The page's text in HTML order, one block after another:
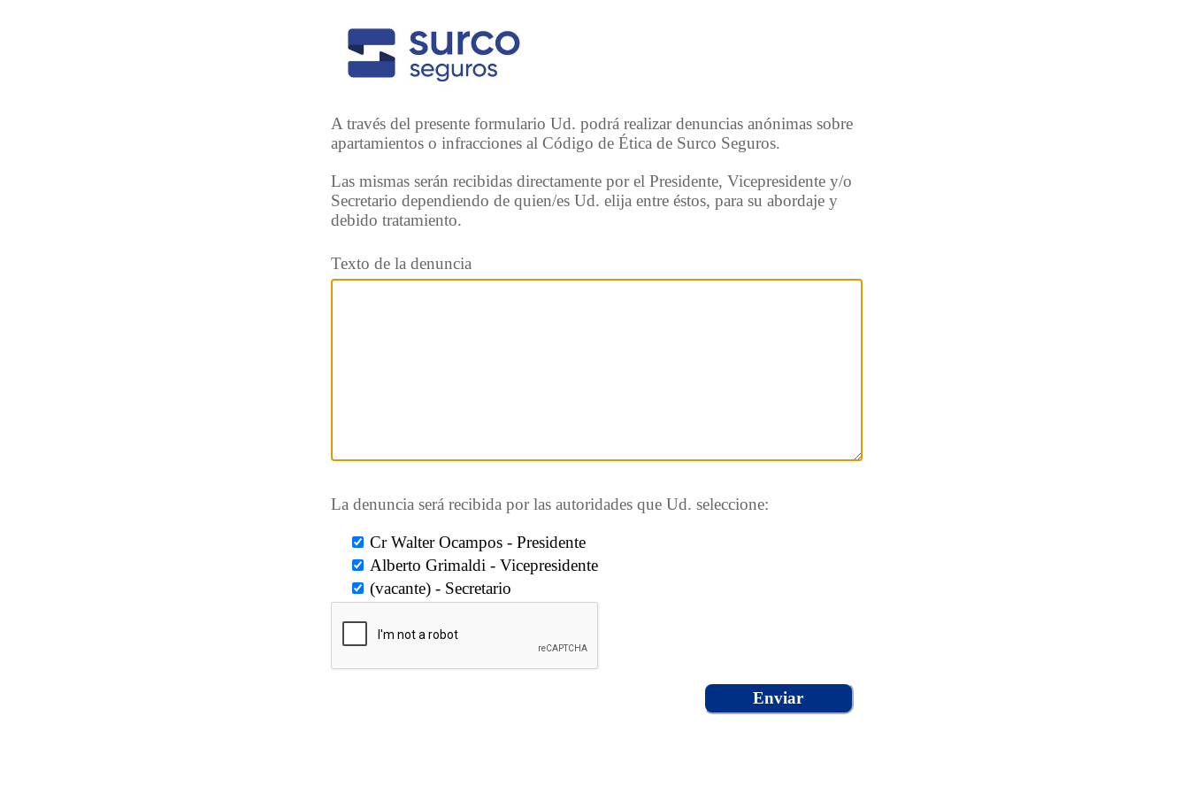
A través del presente formulario Ud. podrá realizar denuncias anónimas sobre
apartamientos o infracciones al Código de Ética de Surco Seguros.
Las mismas serán recibidas directamente por el Presidente, Vicepresidente y/o
Secretario dependiendo de quien/es Ud. elija entre éstos, para su abordaje y
debido tratamiento.
Texto de la denuncia
La denuncia será recibida por las autoridades que Ud. seleccione:
Cr Walter Ocampos - Presidente
Alberto Grimaldi - Vicepresidente
(vacante) - Secretario